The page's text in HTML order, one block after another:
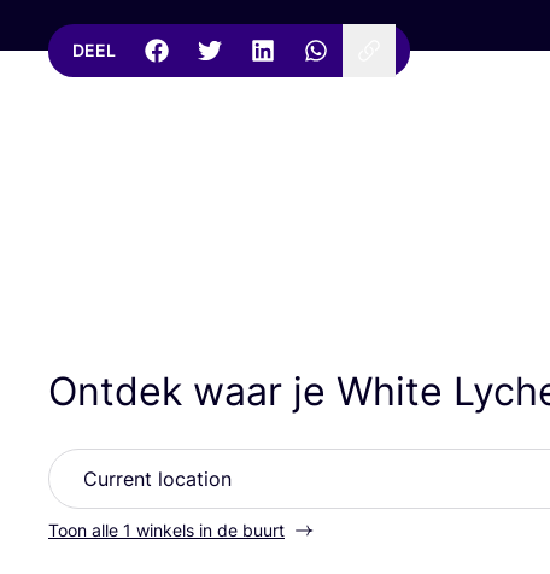
DEEL
Ontdek waar je White
Toon alle 1 winkels in de buurt